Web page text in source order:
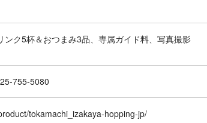
ンク5杯＆おつまみ3品、専属ガイド料、写真撮影
755-5080
tokamachi_izakaya-hopping-jp/